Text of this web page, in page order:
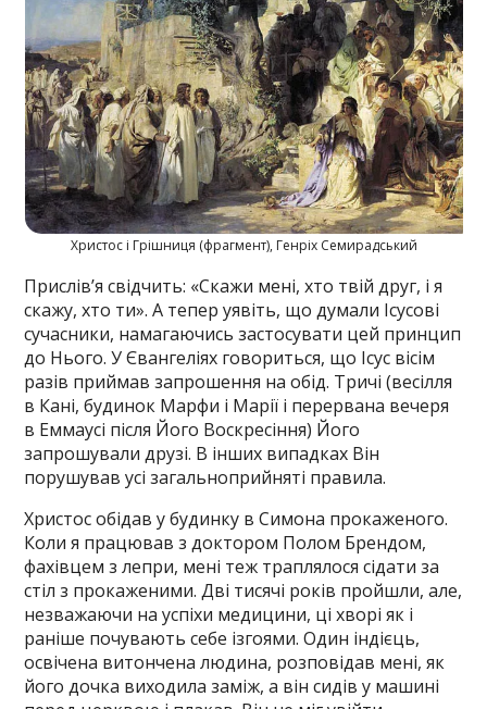
Христос і Грішниця (фрагмент), Генріх Семирадський
Прислів’я свідчить: «Скажи мені, хто твій друг, і я
скажу, хто ти». А тепер уявіть, що думали Ісусові
сучасники, намагаючись застосувати цей принцип
до Нього. У Євангеліях говориться, що Ісус вісім
разів приймав запрошення на обід. Тричі (весілля
в Кані, будинок Марфи і Марії і перервана вечеря
в Еммаусі після Його Воскресіння) Його
запрошували друзі. В інших випадках Він
порушував усі загальноприйняті правила.
Христос обідав у будинку в Симона прокаженого.
Коли я працював з доктором Полом Брендом,
фахівцем з лепри, мені теж траплялося сідати за
стіл з прокаженими. Дві тисячі років пройшли, але,
незважаючи на успіхи медицини, ці хворі як і
раніше почувають себе ізгоями. Один індієць,
освічена витончена людина, розповідав мені, як
його дочка виходила заміж, а він сидів у машині